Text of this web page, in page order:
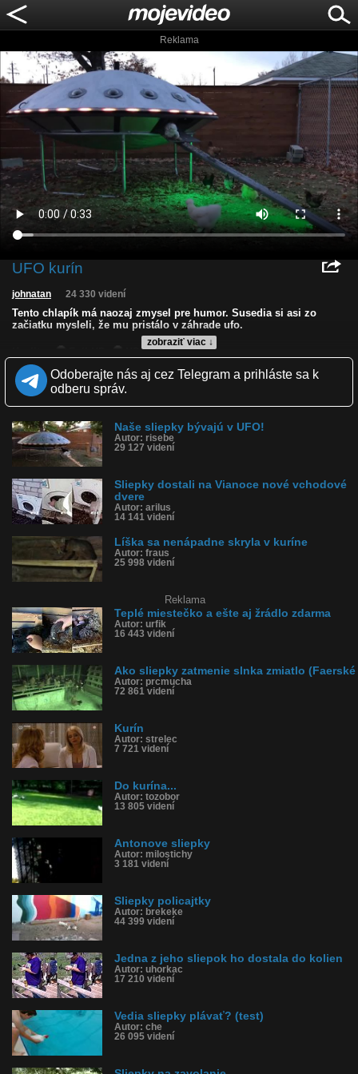
Reklama
UFO kurín
zobraziť viac ↓
johnatan 24 330 videní
Tento chlapík má naozaj zmysel pre humor. Susedia si asi zo
začiatku mysleli, že mu pristálo v záhrade ufo.
HD NQ
LQ
Zverejnené: 30.12.2017 20:15
Páči sa: 75% (56 hlasov)
Obľúbené: 13
Komentárov: 35
Kategória: zábavné
Tagy: ufo, sliepky, kurín, v záhrade
História sledovanosti videa:
Odoberajte nás aj cez Telegram a prihláste sa k
odberu správ.
Naše sliepky bývajú v UFO!
Autor: risebe
29 127 videní
Sliepky dostali na Vianoce nové vchodové
dvere
Autor: arilus
14 141 videní
Líška sa nenápadne skryla v kuríne
Autor: fraus
25 998 videní
Reklama
Teplé miestečko a ešte aj žrádlo zdarma
Autor: urfik
16 443 videní
Ako sliepky zatmenie slnka zmiatlo (Faerské
Autor: prcmucha
72 861 videní
Kurín
Autor: strelec
7 721 videní
Do kurína...
Autor: tozobor
13 805 videní
Antonove sliepky
Autor: milostichy
3 181 videní
Sliepky policajtky
Autor: brekeke
44 399 videní
Jedna z jeho sliepok ho dostala do kolien
Autor: uhorkac
17 210 videní
Vedia sliepky plávať? (test)
Autor: che
26 095 videní